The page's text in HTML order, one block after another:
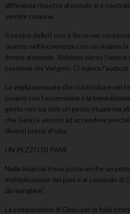
differenza rispetto al mondo si é
sentire comune.
Il nostro deficit non è forse nei
quanto nell’incoerenza con cui viviamo
fronte al mondo. Abbiamo perso
passione del Vangelo. Ci manca
La veglia pasquale che ci introduce nel
proprio con l’accensione e la
gesto non sia solo un gesto rituale ma
che Gesù è venuto ad accendere
diventi prassi di vita.
UN PEZZO DI PANE
Nella bisaccia trova posto anche un
moltiplicazione dei pani e al comando di
da mangiare”.
La compassione di Gesù per la folla